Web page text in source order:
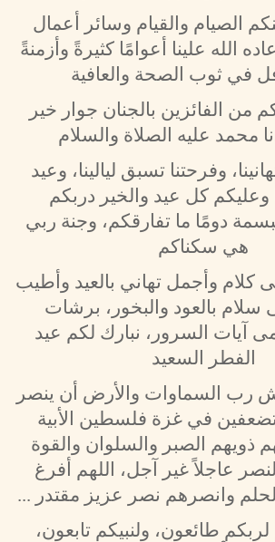
الصيام والقيام وسائر أعمال
الله علينا أعوامًا كثيرةً وأزمنةً
في ثوب الصحة والعافية
من الفائزين بالجنان جوار خير
محمد عليه الصلاة والسلام
وفرحتنا تسبق ليالينا، وعيد
وعليكم كل عيد والخير دربكم
دومًا ما تفارقكم، وجنة ربي
هي سكناكم
كلام وأجمل تهاني بالعيد وأطيب
سلام بالعود والبخور، برشات
آيات السرور، نبارك لكم عيد
الفطر السعيد
رب السماوات والأرض أن ينصر
في غزة فلسطين الأبية
ذويهم الصبر والسلوان والقوة
عاجلاً غير آجل، اللهم أفرغ
وانصرهم نصر عزيز مقتدر ...
طائعون، ولنبيكم تابعون،